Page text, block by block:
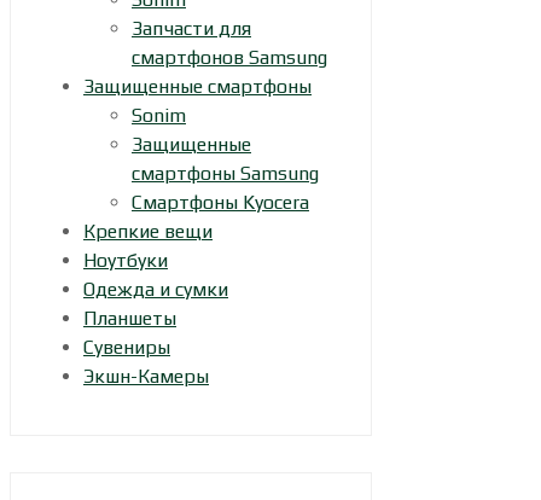
Запчасти для
смартфонов Samsung
Защищенные смартфоны
Sonim
Защищенные
смартфоны Samsung
Смартфоны Kyocera
Крепкие вещи
Ноутбуки
Одежда и сумки
Планшеты
Сувениры
Экшн-Камеры